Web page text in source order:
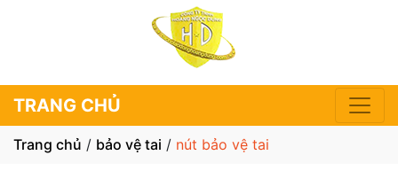
TRANG CHỦ
Trang chủ / bảo vệ tai / nút bảo vệ tai